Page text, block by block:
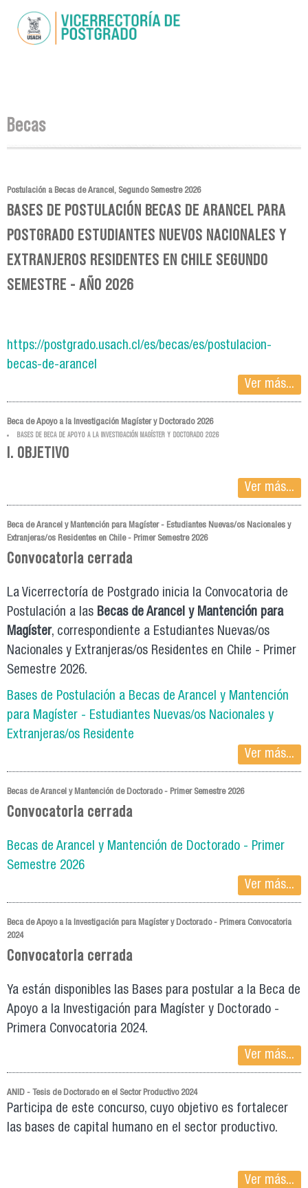
contenido
Se encuentra usted aquí
Becas
Postulación a Becas de Arancel, Segundo Semestre 2026
BASES DE POSTULACIÓN BECAS DE ARANCEL PARA
POSTGRADO ESTUDIANTES NUEVOS NACIONALES Y
EXTRANJEROS RESIDENTES EN CHILE SEGUNDO
SEMESTRE - AÑO 2026
https://postgrado.usach.cl/es/becas/es/postulacion-
becas-de-arancel
Ver más...
Beca de Apoyo a la Investigación Magíster y Doctorado 2026
BASES DE BECA DE APOYO A LA INVESTIGACIÓN MAGÍSTER Y DOCTORADO 2026
I. OBJETIVO
Ver más...
Beca de Arancel y Mantención para Magíster - Estudiantes Nuevas/os Nacionales y
Extranjeras/os Residentes en Chile - Primer Semestre 2026
Convocatoria cerrada
La Vicerrectoría de Postgrado inicia la Convocatoria de
Postulación a las Becas de Arancel y Mantención para
Magíster, correspondiente a Estudiantes Nuevas/os
Nacionales y Extranjeras/os Residentes en Chile - Primer
Semestre 2026.
Bases de Postulación a Becas de Arancel y Mantención
para Magíster - Estudiantes Nuevas/os Nacionales y
Extranjeras/os Residente
Ver más...
Becas de Arancel y Mantención de Doctorado - Primer Semestre 2026
Convocatoria cerrada
Becas de Arancel y Mantención de Doctorado - Primer
Semestre 2026
Ver más...
Beca de Apoyo a la Investigación para Magíster y Doctorado - Primera Convocatoria
2024
Convocatoria cerrada
Ya están disponibles las Bases para postular a la Beca de
Apoyo a la Investigación para Magíster y Doctorado -
Primera Convocatoria 2024.
Ver más...
ANID - Tesis de Doctorado en el Sector Productivo 2024
Participa de este concurso, cuyo objetivo es fortalecer
las bases de capital humano en el sector productivo.
Ver más...